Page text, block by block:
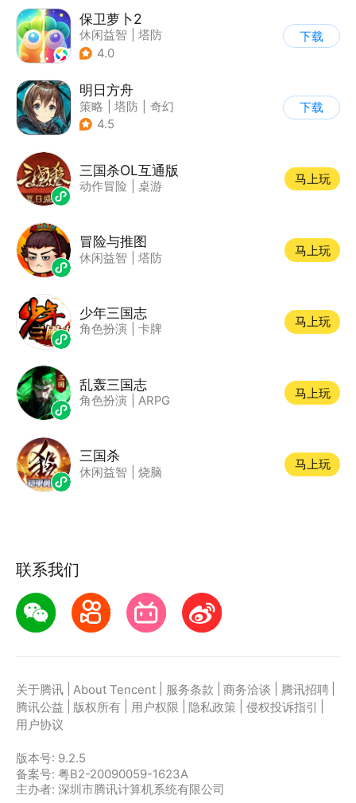
保卫萝卜2
休闲益智
塔防
| 保卫萝卜
4.0
下载
明日方舟
策略 塔防
奇幻
| 废土
4.5
下载
三国杀OL互通版
动作冒险 桌游
马上玩
冒险与推图
休闲益智 塔防
马上玩
少年三国志
角色扮演 卡牌
马上玩
乱轰三国志
角色扮演 ARPG
马上玩
三国杀
休闲益智 烧脑
马上玩
联系我们
关于腾讯 About Tencent 服务条款 商务洽谈 腾讯招聘
腾讯公益
版权所有 用户权限 隐私政策 侵权投诉指引
用户协议
版本号: 9.2.5
备案号: 粤B2-20090059-1623A
主办者: 深圳市腾讯计算机系统有限公司